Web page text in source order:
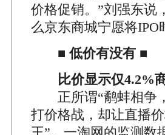
价格促销。”刘强东说
么京东商城宁愿将IPO
■ 低价有没有 ■
比价显示仅4.2%
正所谓“鹬蚌相争，
打价格战，却让直播